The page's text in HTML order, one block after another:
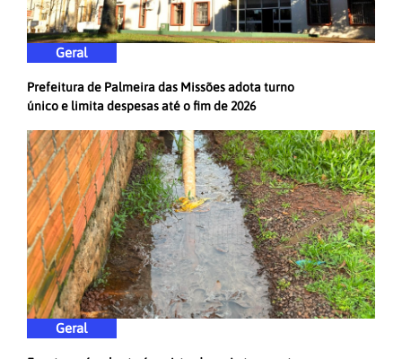
Geral
Prefeitura de Palmeira das Missões adota turno
único e limita despesas até o fim de 2026
Geral